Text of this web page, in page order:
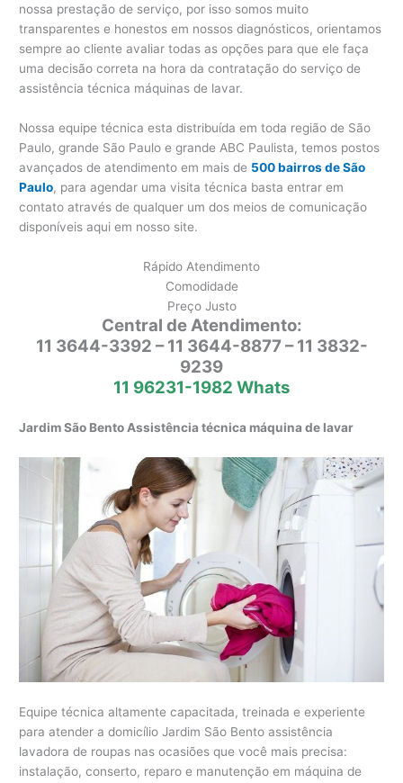
nossa prestação de serviço, por isso somos muito
transparentes e honestos em nossos diagnósticos, orientamos
sempre ao cliente avaliar todas as opções para que ele faça
uma decisão correta na hora da contratação do serviço de
assistência técnica máquinas de lavar.
Nossa equipe técnica esta distribuída em toda região de São
Paulo, grande São Paulo e grande ABC Paulista, temos postos
avançados de atendimento em mais de 500 bairros de São
Paulo, para agendar uma visita técnica basta entrar em
contato através de qualquer um dos meios de comunicação
disponíveis aqui em nosso site.
Rápido Atendimento
Comodidade
Preço Justo
Central de Atendimento:
11 3644-3392 – 11 3644-8877 – 11 3832-
9239
11 96231-1982 Whats
Jardim São Bento Assistência técnica máquina de lavar
Equipe técnica altamente capacitada, treinada e experiente
para atender a domicílio Jardim São Bento assistência
lavadora de roupas nas ocasiões que você mais precisa:
instalação, conserto, reparo e manutenção em máquina de